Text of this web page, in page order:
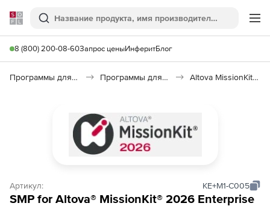
Softline
Поиск
8 (800) 200-08-60Запрос ценыИнферитБлог
Программы для программирования Программы для разработки ПО Altova MissionKit 2026
Артикул: KE+M1-C005
SMP for Altova® MissionKit® 2026 Enterprise